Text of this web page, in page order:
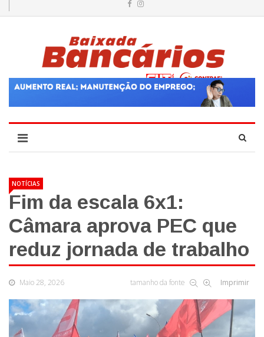
NOTÍCIAS
Fim da escala 6x1:
Câmara aprova PEC que
reduz jornada de trabalho
Maio 28, 2026 tamanho da fonte Imprimir